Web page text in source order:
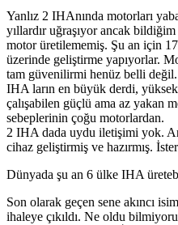
Yanlız 2 IHAnında motorları
yıllardır uğraşıyor ancak
motor üretilememiş. Şu an için
üzerinde geliştirme yapıyorlar.
tam güvenilirmi henüz belli değil.
IHA ların en büyük derdi,
çalışabilen güçlü ama az yakan
sebeplerinin çoğu motorlardan.
2 IHA dada uydu iletişimi yok.
cihaz geliştirmiş ve hazırmış.
Dünyada şu an 6 ülke IHA
Son olarak geçen sene akıncı
ihaleye çıkıldı. Ne oldu